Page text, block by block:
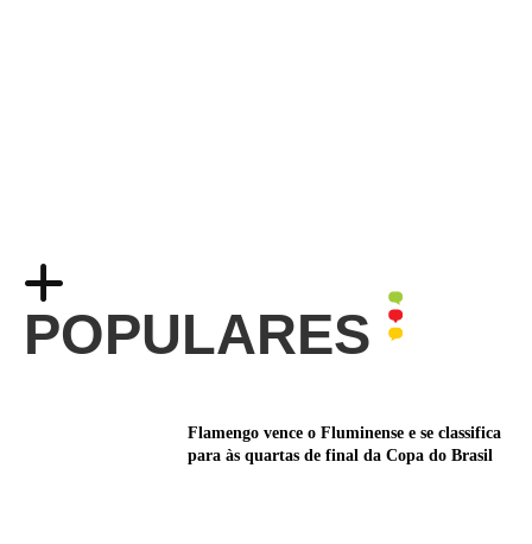
POPULARES
Flamengo vence o Fluminense e se classifica
para às quartas de final da Copa do Brasil